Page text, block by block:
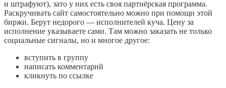
и штрафуют), зато у них есть своя партнёрская программа.
Раскручивать сайт самостоятельно можно при помощи этой
биржи. Берут недорого — исполнителей куча. Цену за
исполнение указываете сами. Там можно заказать не только
социальные сигналы, но и многое другое:
вступить в группу
написать комментарий
кликнуть по ссылке